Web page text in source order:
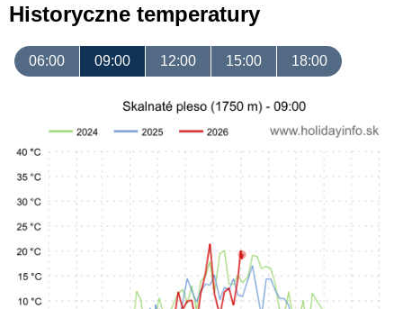
Historyczne temperatury
06:00 09:00 12:00 15:00 18:00